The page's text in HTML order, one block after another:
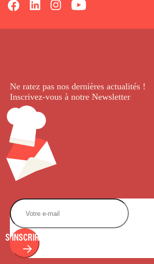
Ne ratez pas nos dernières actualités !
Inscrivez-vous à notre Newsletter.
S'INSCRIRE